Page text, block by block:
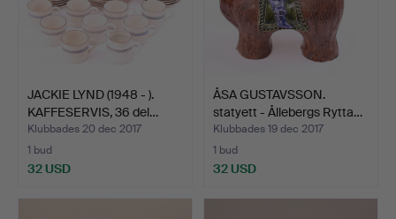
JACKIE LYND (1948 - ).
KAFFESERVIS, 36 del…
Klubbades 20 dec 2017
1 bud
32 USD
ÅSA GUSTAVSSON.
statyett - Ållebergs Rytta…
Klubbades 19 dec 2017
1 bud
32 USD